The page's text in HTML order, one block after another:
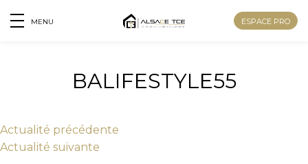
MENU ESPACE PRO
BALIFESTYLE55
Actualité précédente
Actualité suivante